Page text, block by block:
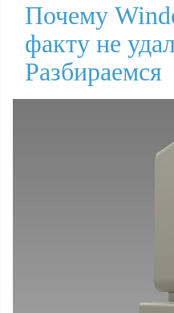
Почему
факту не
Разбираемся